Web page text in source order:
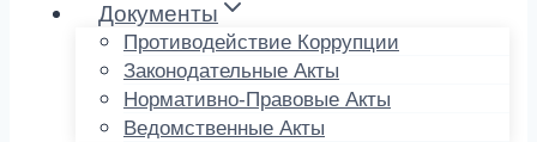
Документы
Противодействие Коррупции
Законодательные Акты
Нормативно-Правовые Акты
Ведомственные Акты